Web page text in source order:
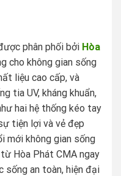
phân phối bởi Hòa
cho không gian sống
liệu cao cấp, và
tia UV, kháng khuẩn,
hai hệ thống kéo tay
tiện lợi và vẻ đẹp
mới không gian sống
Hòa Phát CMA ngay
sống an toàn, hiện đại